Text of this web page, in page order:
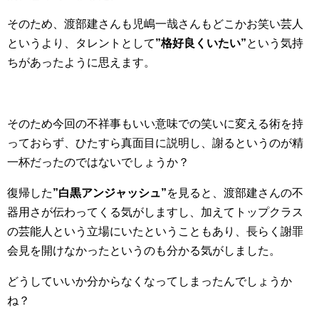
そのため、渡部建さんも児嶋一哉さんもどこかお笑い芸人
というより、タレントとして”格好良くいたい”という気持
ちがあったように思えます。
そのため今回の不祥事もいい意味での笑いに変える術を持
っておらず、ひたすら真面目に説明し、謝るというのが精
一杯だったのではないでしょうか？
復帰した”白黒アンジャッシュ”を見ると、渡部建さんの不
器用さが伝わってくる気がしますし、加えてトップクラス
の芸能人という立場にいたということもあり、長らく謝罪
会見を開けなかったというのも分かる気がしました。
どうしていいか分からなくなってしまったんでしょうか
ね？